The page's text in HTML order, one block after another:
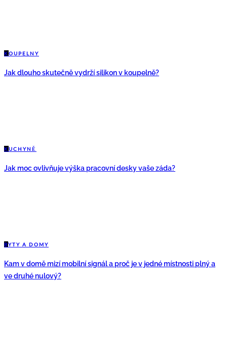
KOUPELNY
Jak dlouho skutečně vydrží silikon v koupelně?
KUCHYNĚ
Jak moc ovlivňuje výška pracovní desky vaše záda?
BYTY A DOMY
Kam v domě mizí mobilní signál a proč je v jedné místnosti plný a
ve druhé nulový?